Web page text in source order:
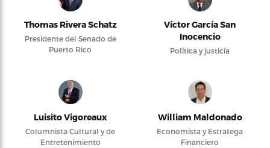
Thomas Rivera Schatz
Presidente del Senado de
Puerto Rico
Víctor García San
Inocencio
Política y justicia
Luisito Vigoreaux
Columnista Cultural y de
Entretenimiento
William Maldonado
Economista y Estratega
Financiero